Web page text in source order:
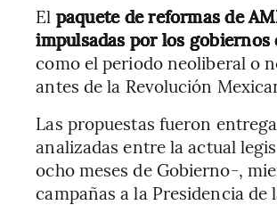
El paquete de reformas de
impulsadas por los gobiernos
como el periodo neoliberal o
antes de la Revolución
Las propuestas fueron
analizadas entre la actual
ocho meses de Gobierno-,
campañas a la Presidencia de